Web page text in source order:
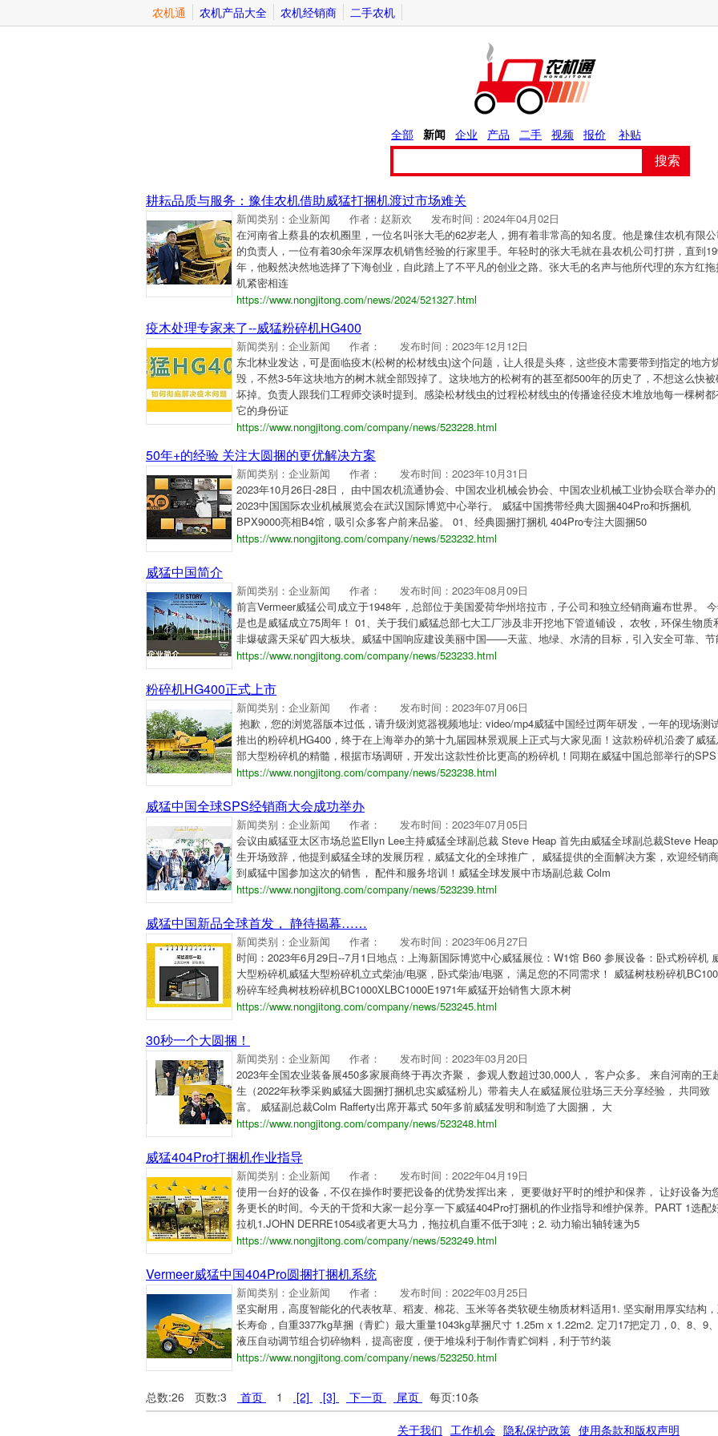
农机通 农机产品大全 农机经销商 二手农机
全部 新闻 企业 产品 二手 视频 报价 补贴
搜索
耕耘品质与服务：豫佳农机借助威猛打捆机渡过市场难关
新闻类别：企业新闻 作者：赵新欢
发布时间：2024年04月02日
在河南省上蔡县的农机圈里，一位名叫张大毛的62岁老人，拥有着非常高的知名度。他是豫佳农机有限公
的负责人，一位有着30余年深厚农机销售经验的行家里手。年轻时的张大毛就在县农机公司打拼，直到
年，他毅然决然地选择了下海创业，自此踏上了不平凡的创业之路。张大毛的名声与他所代理的东方红拖
机紧密相连
https://www.nongjitong.com/news/2024/521327.html
疫木处理专家来了--威猛粉碎机HG400
新闻类别：企业新闻 作者：
发布时间：2023年12月12日
东北林业发达，可是面临疫木(松树的松材线虫)这个问题，让人很是头疼，这些疫木需要带到指定的地方
毁，不然3-5年这块地方的树木就全部毁掉了。这块地方的松树有的甚至都500年的历史了，不想这么快被
坏掉。负责人跟我们工程师交谈时提到。感染松材线虫的过程松材线虫的传播途径疫木堆放地每一棵树
它的身份证
https://www.nongjitong.com/company/news/523228.html
50年+的经验 关注大圆捆的更优解决方案
新闻类别：企业新闻 作者：
发布时间：2023年10月31日
2023年10月26日-28日， 由中国农机流通协会、中国农业机械会协会、中国农业机械工业协会联合举办的
2023中国国际农业机械展览会在武汉国际博览中心举行。 威猛中国携带经典大圆捆404Pro和拆捆机
BPX9000亮相B4馆，吸引众多客户前来品鉴。 01、经典圆捆打捆机 404Pro专注大圆捆50
https://www.nongjitong.com/company/news/523232.html
威猛中国简介
新闻类别：企业新闻 作者：
发布时间：2023年08月09日
前言Vermeer威猛公司成立于1948年，总部位于美国爱荷华州培拉市，子公司和独立经销商遍布世界。
是也是威猛成立75周年！ 01、关于我们威猛总部七大工厂涉及非开挖地下管道铺设， 农牧，环保生物质
非爆破露天采矿四大板块。威猛中国响应建设美丽中国——天蓝、地绿、水清的目标，引入安全可靠、节
https://www.nongjitong.com/company/news/523233.html
粉碎机HG400正式上市
新闻类别：企业新闻 作者：
发布时间：2023年07月06日
抱歉，您的浏览器版本过低，请升级浏览器视频地址: video/mp4威猛中国经过两年研发，一年的现场测
推出的粉碎机HG400，终于在上海举办的第十九届园林景观展上正式与大家见面！这款粉碎机沿袭了威
部大型粉碎机的精髓，根据市场调研，开发出这款性价比更高的粉碎机！同期在威猛中国总部举行的SPS
https://www.nongjitong.com/company/news/523238.html
威猛中国全球SPS经销商大会成功举办
新闻类别：企业新闻 作者：
发布时间：2023年07月05日
会议由威猛亚太区市场总监Ellyn Lee主持威猛全球副总裁 Steve Heap 首先由威猛全球副总裁Steve
生开场致辞，他提到威猛全球的发展历程，威猛文化的全球推广， 威猛提供的全面解决方案，欢迎经销
到威猛中国参加这次的销售， 配件和服务培训！威猛全球发展中市场副总裁 Colm
https://www.nongjitong.com/company/news/523239.html
威猛中国新品全球首发， 静待揭幕……
新闻类别：企业新闻 作者：
发布时间：2023年06月27日
时间：2023年6月29日--7月1日地点：上海新国际博览中心威猛展位：W1馆 B60 参展设备：卧式粉碎机
大型粉碎机威猛大型粉碎机立式柴油/电驱，卧式柴油/电驱， 满足您的不同需求！ 威猛树枝粉碎机
粉碎车经典树枝粉碎机BC1000XLBC1000E1971年威猛开始销售大原木树
https://www.nongjitong.com/company/news/523245.html
30秒一个大圆捆！
新闻类别：企业新闻 作者：
发布时间：2023年03月20日
2023年全国农业装备展450多家展商终于再次齐聚， 参观人数超过30,000人， 客户众多。 来自河南的王
生（2022年秋季采购威猛大圆捆打捆机忠实威猛粉儿）带着夫人在威猛展位驻场三天分享经验， 共同致
富。 威猛副总裁Colm Rafferty出席开幕式 50年多前威猛发明和制造了大圆捆， 大
https://www.nongjitong.com/company/news/523248.html
威猛404Pro打捆机作业指导
新闻类别：企业新闻 作者：
发布时间：2022年04月19日
使用一台好的设备，不仅在操作时要把设备的优势发挥出来， 更要做好平时的维护和保养， 让好设备为
务更长的时间。今天的干货和大家一起分享一下威猛404Pro打捆机的作业指导和维护保养。PART 1选配
拉机1.JOHN DERRE1054或者更大马力，拖拉机自重不低于3吨；2. 动力输出轴转速为5
https://www.nongjitong.com/company/news/523249.html
Vermeer威猛中国404Pro圆捆打捆机系统
新闻类别：企业新闻 作者：
发布时间：2022年03月25日
坚实耐用，高度智能化的代表牧草、稻麦、棉花、玉米等各类软硬生物质材料适用1. 坚实耐用厚实结构
长寿命，自重3377kg草捆（青贮）最大重量1043kg草捆尺寸 1.25m x 1.22m2. 定刀17把定刀，0、8、9
液压自动调节组合切碎物料，提高密度，便于堆垛利于制作青贮饲料，利于节约装
https://www.nongjitong.com/company/news/523250.html
总数:26 页数:3 首页 1 [2] [3] 下一页 尾页 每页:10条
关于我们 工作机会 隐私保护政策 使用条款和版权声明